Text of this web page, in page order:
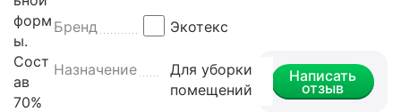
форм
ы.
Сост
ав
70%
Бренд Экотекс
Назначение
Для уборки
помещений
Написать
отзыв